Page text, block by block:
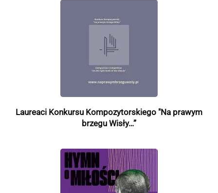
Laureaci Konkursu Kompozytorskiego "Na prawym
brzegu Wisły…”